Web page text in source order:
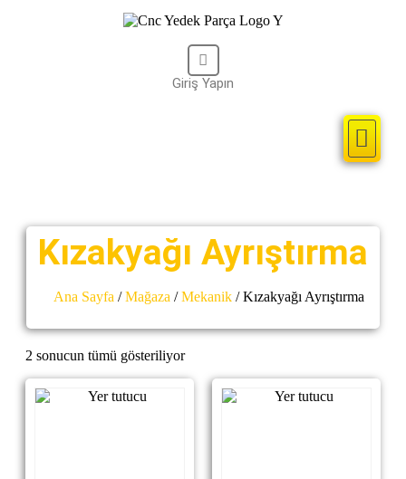
Giriş Yapın
Remember Me
Lost your password?
Kızakyağı Ayrıştırma
Ana Sayfa /Mağaza /Mekanik / Kızakyağı Ayrıştırma
2 sonucun tümü gösteriliyor